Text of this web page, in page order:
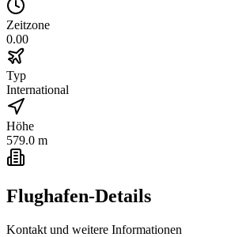
Zeitzone
0.00
Typ
International
Höhe
579.0 m
Flughafen-Details
Kontakt und weitere Informationen